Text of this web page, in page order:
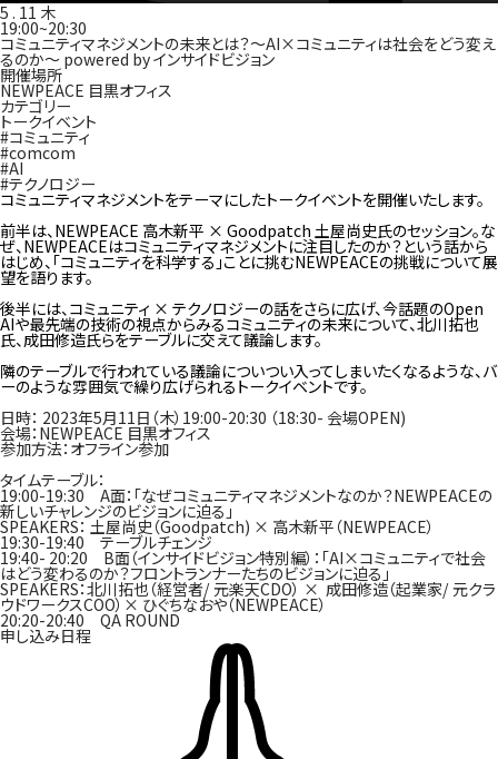
5 . 11 木
19:00~20:30
コミュニティマネジメントの未来とは？〜AI×コミュニティは社会をどう変え
るのか〜 powered by インサイドビジョン
開催場所
NEWPEACE 目黒オフィス
カテゴリー
トークイベント
#コミュニティ
#comcom
#AI
#テクノロジー
コミュニティマネジメントをテーマにしたトークイベントを開催いたします。
前半は、NEWPEACE 高木新平 × Goodpatch 土屋尚史氏のセッション。な
ぜ、NEWPEACEはコミュニティマネジメントに注目したのか？という話から
はじめ、「コミュニティを科学する」ことに挑むNEWPEACEの挑戦について展
望を語ります。
後半には、コミュニティ × テクノロジーの話をさらに広げ、今話題のOpen
AIや最先端の技術の視点からみるコミュニティの未来について、北川拓也
氏、成田修造氏らをテーブルに交えて議論します。
隣のテーブルで行われている議論についつい入ってしまいたくなるような、バ
ーのような雰囲気で繰り広げられるトークイベントです。
日時： 2023年5月11日（木）19:00-20:30 （18:30- 会場OPEN)
会場：NEWPEACE 目黒オフィス
参加方法：オフライン参加
タイムテーブル：
19:00-19:30 A面：「なぜコミュニティマネジメントなのか？NEWPEACEの
新しいチャレンジのビジョンに迫る」
SPEAKERS： 土屋尚史（Goodpatch) × 高木新平（NEWPEACE）
19:30-19:40 テーブルチェンジ
19:40- 20:20 B面（インサイドビジョン特別編）：「AI×コミュニティで社会
はどう変わるのか？フロントランナーたちのビジョンに迫る」
SPEAKERS：北川拓也（経営者/ 元楽天CDO） × 成田修造（起業家/ 元クラ
ウドワークスCOO）× ひぐちなおや（NEWPEACE）
20:20-20:40 QA ROUND
申し込み日程